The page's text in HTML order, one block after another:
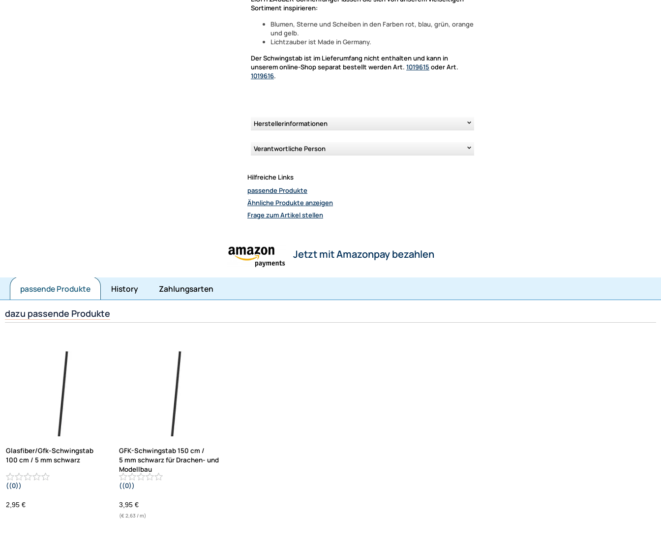
Sortiment inspirieren:
Blumen, Sterne und Scheiben in den Farben rot, blau, grün, orange
und gelb.
Lichtzauber ist Made in Germany.
Der Schwingstab ist im Lieferumfang nicht enthalten und kann in
unserem online-Shop separat bestellt werden Art. 1019615 oder Art.
1019616.
Herstellerinformationen
Verantwortliche Person
Hilfreiche Links
passende Produkte
Ähnliche Produkte anzeigen
Frage zum Artikel stellen
passende Produkte History Zahlungsarten
dazu passende Produkte
Glasfiber/Gfk-Schwingstab
100 cm / 5 mm schwarz
((0))
2,95 €
GFK-Schwingstab 150 cm /
5 mm schwarz für Drachen- und
Modellbau
Basteln Montagen Messebau
Industrie Haushalt
((0))
3,95 €
(€ 2,63 / m)